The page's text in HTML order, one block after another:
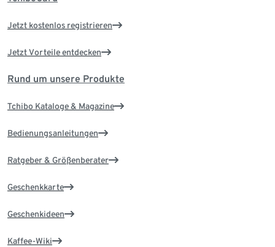
Jetzt kostenlos registrieren
Jetzt Vorteile entdecken
Rund um unsere Produkte
Tchibo Kataloge & Magazine
Bedienungsanleitungen
Ratgeber & Größenberater
Geschenkkarte
Geschenkideen
Kaffee-Wiki